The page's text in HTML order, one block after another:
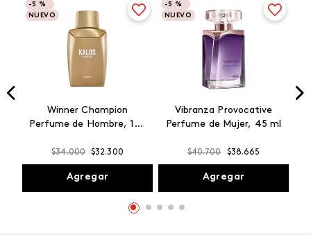
-5 %
NUEVO
Winner Champion
Perfume de Hombre, 100
$34.000 $32.300
Agregar
-5 %
NUEVO
Vibranza Provocative
Perfume de Mujer, 45 ml
$40.700 $38.665
Agregar